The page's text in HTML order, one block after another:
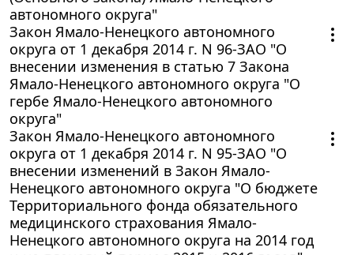
автономного округа"
Закон Ямало-Ненецкого автономного
округа от 1 декабря 2014 г. N 96-ЗАО "О
внесении изменения в статью 7 Закона
Ямало-Ненецкого автономного округа "О
гербе Ямало-Ненецкого автономного
округа"
Закон Ямало-Ненецкого автономного
округа от 1 декабря 2014 г. N 95-ЗАО "О
внесении изменений в Закон Ямало-
Ненецкого автономного округа "О бюджете
Территориального фонда обязательного
медицинского страхования Ямало-
Ненецкого автономного округа на 2014 год